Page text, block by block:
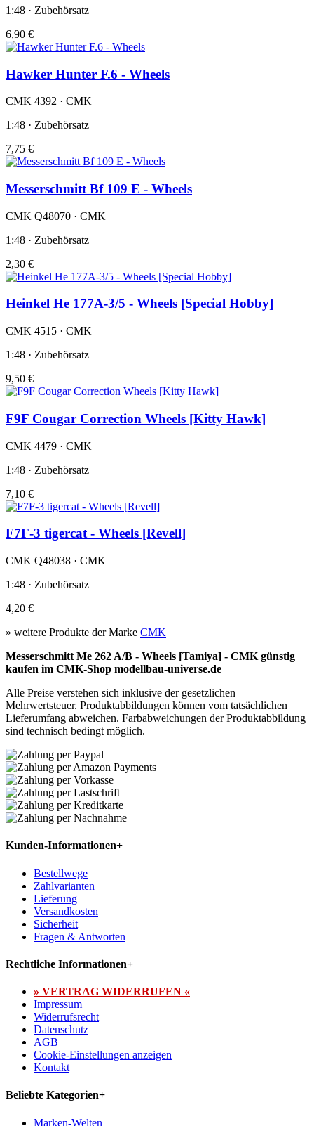
1:48 · Zubehörsatz
6,90 €
Hawker Hunter F.6 - Wheels
CMK 4392 · CMK
1:48 · Zubehörsatz
7,75 €
Messerschmitt Bf 109 E - Wheels
CMK Q48070 · CMK
1:48 · Zubehörsatz
2,30 €
Heinkel He 177A-3/5 - Wheels [Special Hobby]
CMK 4515 · CMK
1:48 · Zubehörsatz
9,50 €
F9F Cougar Correction Wheels [Kitty Hawk]
CMK 4479 · CMK
1:48 · Zubehörsatz
7,10 €
F7F-3 tigercat - Wheels [Revell]
CMK Q48038 · CMK
1:48 · Zubehörsatz
4,20 €
» weitere Produkte der Marke CMK
Messerschmitt Me 262 A/B - Wheels [Tamiya] - CMK günstig
kaufen im CMK-Shop modellbau-universe.de
Alle Preise verstehen sich inklusive der gesetzlichen
Mehrwertsteuer. Produktabbildungen können vom tatsächlichen
Lieferumfang abweichen. Farbabweichungen der Produktabbildung
sind technisch bedingt möglich.
Kunden-Informationen+
Bestellwege
Zahlvarianten
Lieferung
Versandkosten
Sicherheit
Fragen & Antworten
Rechtliche Informationen+
» VERTRAG WIDERRUFEN «
Impressum
Widerrufsrecht
Datenschutz
AGB
Cookie-Einstellungen anzeigen
Kontakt
Beliebte Kategorien+
Marken-Welten